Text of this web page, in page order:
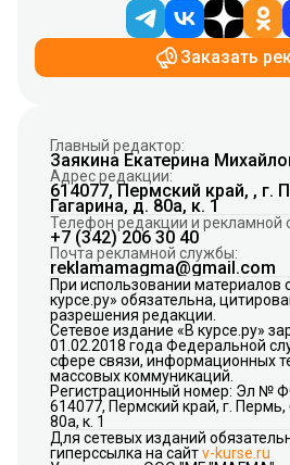
Заказать
Главный редактор:
Заякина Екатерина
Адрес редакции:
614077, Пермский край, , г.
Гагарина, д. 80а, к. 1
Телефон редакции и рекламной
+7 (342) 206 30 40
Почта рекламной службы:
reklamamagma@gmail.com
При использовании материалов
курсе.ру» обязательна,
разрешения редакции.
Сетевое издание «В курсе.ру»
01.02.2018 года Федеральной
сфере связи, информационных
массовых коммуникаций.
Регистрационный номер: Эл №
614077, Пермский край, г. Пермь,
80а, к. 1
Для сетевых изданий
гиперссылка на сайтv-kurse.ru